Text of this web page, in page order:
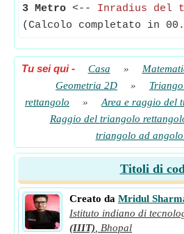
3 Metro <-- Inradius del
(Calcolo completato in
Tu sei qui- Casa »
Geometria 2D
»
rettangolo
» Area e raggio del
Raggio del triangolo
triangolo ad angolo
Titoli di
Creato da Mridul
Istituto indiano di
(IIIT)
Bhopal